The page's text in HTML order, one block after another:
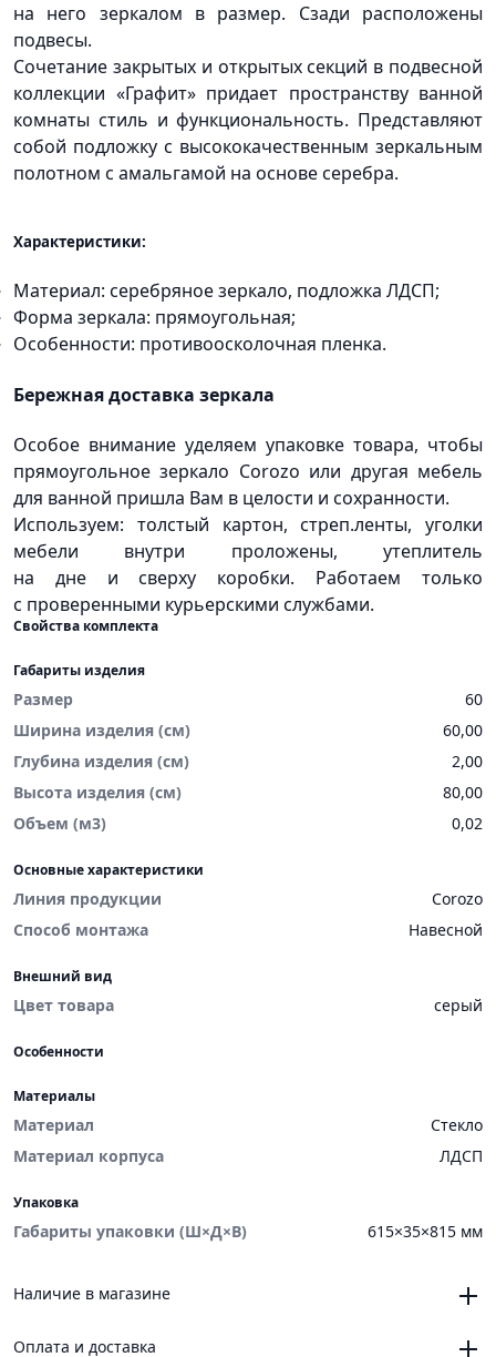
на него зеркалом в размер. Сзади расположены
подвесы.
Сочетание закрытых и открытых секций в подвесной
коллекции «Графит» придает пространству ванной
комнаты стиль и функциональность. Представляют
собой подложку с высококачественным зеркальным
полотном с амальгамой на основе серебра.
Характеристики:
Материал: серебряное зеркало, подложка ЛДСП;
Форма зеркала: прямоугольная;
Особенности: противоосколочная пленка.
Бережная доставка зеркала
Особое внимание уделяем упаковке товара, чтобы
прямоугольное зеркало Corozo или другая мебель
для ванной пришла Вам в целости и сохранности.
Используем: толстый картон, стреп.ленты, уголки
мебели внутри проложены, утеплитель
на дне и сверху коробки. Работаем только
с проверенными курьерскими службами.
Свойства комплекта
Габариты изделия
Размер
60
Ширина изделия (см)
60,00
Глубина изделия (см)
2,00
Высота изделия (см)
80,00
Объем (м3)
0,02
Основные характеристики
Линия продукции
Corozo
Способ монтажа
Навесной
Внешний вид
Цвет товара серый
Особенности
Материалы
Материал
Стекло
Материал корпуса
ЛДСП
Упаковка
Габариты упаковки (Ш×Д×В) 615×35×815 мм
Наличие в магазине
Оплата и доставка